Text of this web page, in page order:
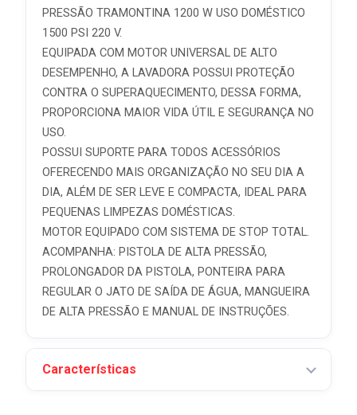
PRESSÃO TRAMONTINA 1200 W USO DOMÉSTICO
1500 PSI 220 V.
EQUIPADA COM MOTOR UNIVERSAL DE ALTO
DESEMPENHO, A LAVADORA POSSUI PROTEÇÃO
CONTRA O SUPERAQUECIMENTO, DESSA FORMA,
PROPORCIONA MAIOR VIDA ÚTIL E SEGURANÇA NO
USO.
POSSUI SUPORTE PARA TODOS ACESSÓRIOS
OFERECENDO MAIS ORGANIZAÇÃO NO SEU DIA A
DIA, ALÉM DE SER LEVE E COMPACTA, IDEAL PARA
PEQUENAS LIMPEZAS DOMÉSTICAS.
MOTOR EQUIPADO COM SISTEMA DE STOP TOTAL.
ACOMPANHA: PISTOLA DE ALTA PRESSÃO,
PROLONGADOR DA PISTOLA, PONTEIRA PARA
REGULAR O JATO DE SAÍDA DE ÁGUA, MANGUEIRA
DE ALTA PRESSÃO E MANUAL DE INSTRUÇÕES.
Características